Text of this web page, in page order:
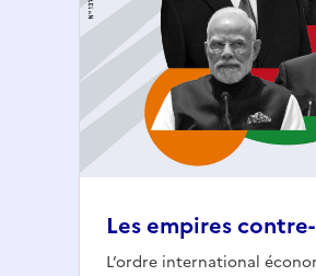
Les empires
L’ordre international